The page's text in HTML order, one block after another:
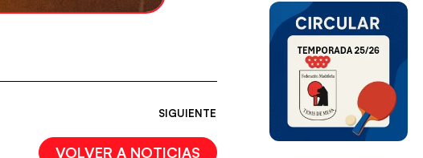
SIGUIENTE
VOLVER A NOTICIAS